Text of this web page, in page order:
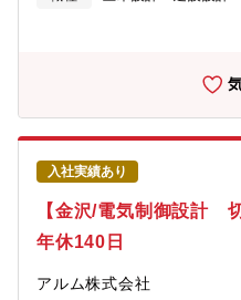
ぶまでの事業成長を見せてい
物に携われます。～大和ハウス
https://
入社実績あり
【金沢/電気制御設計
年休140日
アルム株式会社